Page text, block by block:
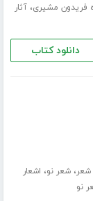
فریدون مشیری،آثار
دانلود کتاب
،شعر نو، اشعار
نو